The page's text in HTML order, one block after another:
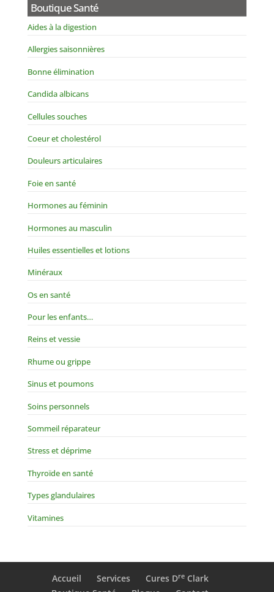
Boutique Santé
Aides à la digestion
Allergies saisonnières
Bonne élimination
Candida albicans
Cellules souches
Coeur et cholestérol
Douleurs articulaires
Foie en santé
Hormones au féminin
Hormones au masculin
Huiles essentielles et lotions
Minéraux
Os en santé
Pour les enfants…
Reins et vessie
Rhume ou grippe
Sinus et poumons
Soins personnels
Sommeil réparateur
Stress et déprime
Thyroïde en santé
Types glandulaires
Vitamines
Accueil Services Cures DreClark